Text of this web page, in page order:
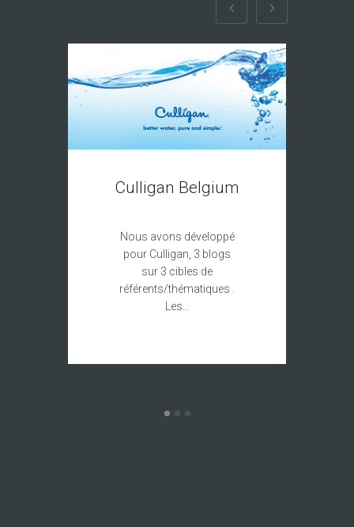
Culligan Belgium
Nous avons développé
pour Culligan, 3 blogs
sur 3 cibles de
référents/thématiques .
Les…